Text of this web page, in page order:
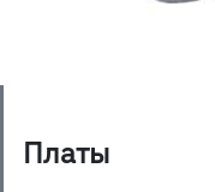
Платы